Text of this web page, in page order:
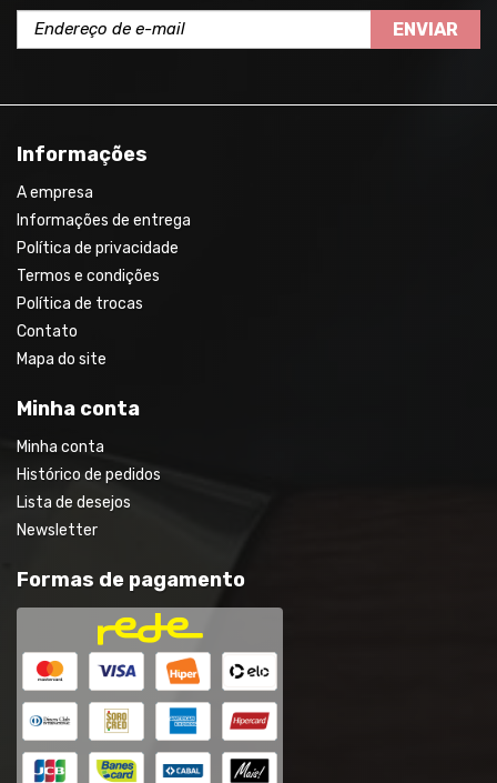
ENVIAR
Informações
A empresa
Informações de entrega
Política de privacidade
Termos e condições
Política de trocas
Contato
Mapa do site
Minha conta
Minha conta
Histórico de pedidos
Lista de desejos
Newsletter
Formas de pagamento